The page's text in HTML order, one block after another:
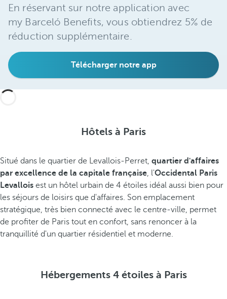
En réservant sur notre application avec
my Barceló Benefits, vous obtiendrez 5% de
réduction supplémentaire.
Télécharger notre app
Hôtels à Paris
Situé dans le quartier de Levallois-Perret, quartier d'affaires
par excellence de la capitale française, l'Occidental Paris
Levallois est un hôtel urbain de 4 étoiles idéal aussi bien pour
les séjours de loisirs que d'affaires. Son emplacement
stratégique, très bien connecté avec le centre-ville, permet
de profiter de Paris tout en confort, sans renoncer à la
tranquillité d'un quartier résidentiel et moderne.
Hébergements 4 étoiles à Paris